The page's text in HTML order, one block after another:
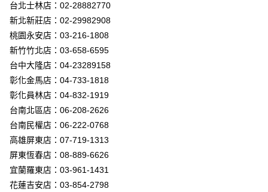
Google Pay
全盈+PAY
AFTEE先享後付
相關說明
【關於「AFTEE先享後付」】
AFTEE先享後付是「在收到商品之後才付款」的支付方式。 讓您購物簡單
便利好安心！
１．簡單：不需註冊會員、不需綁卡、不需儲值。
３．安心：先確認商品／服務後，再付款。
【「AFTEE先享後付」結帳流程】
１．於結帳方式選擇「AFTEE先享後付」後，將跳轉至「AFTEE先享後付」
結帳頁面，進行簡訊認證並確認金額後，即可完成結帳。
ATM付款
運送方式
新竹貨運宅配
台北士林店：02-28882770
新北新莊店：02-29982908
桃園永安店：03-216-1808
新竹竹北店：03-658-6595
台中大隆店：04-23289158
彰化金馬店：04-733-1818
彰化員林店：04-832-1919
台南北區店：06-208-2626
台南民權店：06-222-0768
高雄屏東店：07-719-1313
屏東恆春店：08-889-6626
宜蘭羅東店：03-961-1431
花蓮吉安店：03-854-2798